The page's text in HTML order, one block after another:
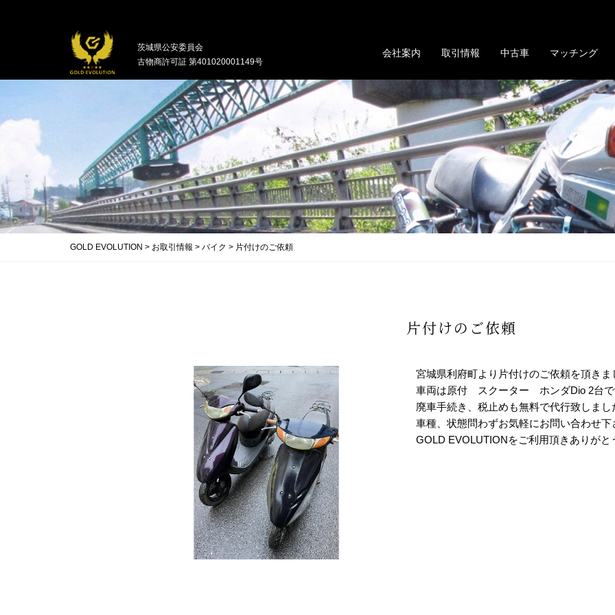
茨城県公安委員会
古物商許可証 第401020001149号
会社案内 取引情報 中古車 マッチング
GOLD EVOLUTION > お取引情報 > バイク > 片付けのご依頼
片付けのご依頼
宮城県利府町より片付けのご依頼を頂きま
車両は原付 スクーター ホンダDio 2台で
廃車手続き、税止めも無料で代行致しまし
車種、状態問わずお気軽にお問い合わせ下
GOLD EVOLUTIONをご利用頂きありがと